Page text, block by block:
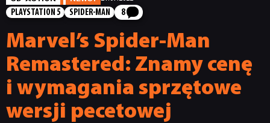
PLAYSTATION 5
SPIDER-MAN 8
Marvel’s Spider-Man
Remastered: Znamy cenę
i wymagania sprzętowe
wersji pecetowej